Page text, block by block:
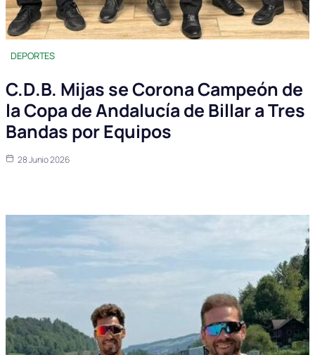
DEPORTES
C.D.B. Mijas se Corona Campeón de
la Copa de Andalucía de Billar a Tres
Bandas por Equipos
28 Junio 2026